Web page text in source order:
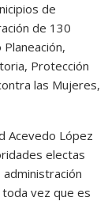
de
de 130
Protección
las Mujeres,
Acevedo López
electas
toda vez que es